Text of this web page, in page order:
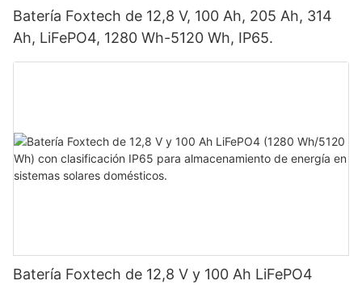
Batería Foxtech de 12,8 V, 100 Ah, 205 Ah, 314
Ah, LiFePO4, 1280 Wh-5120 Wh, IP65.
Batería Foxtech de 12,8 V y 100 Ah LiFePO4